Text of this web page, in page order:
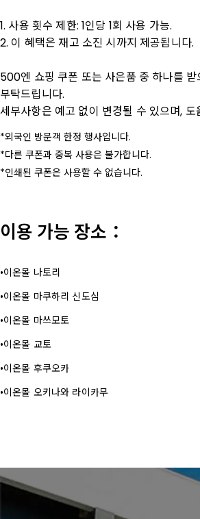
1. 사용 횟수 제한: 1인당 1회 사용 가능.
2. 이 혜택은 재고 소진 시까지 제공됩니다.
500엔 쇼핑 쿠폰 또는 사은품 중 하나를
부탁드립니다.
세부사항은 예고 없이 변경될 수 있으며,
외국인 방문객 한정 행사입니다.
다른 쿠폰과 중복 사용은 불가합니다.
인쇄된 쿠폰은 사용할 수 없습니다.
이용 가능 장소：
이온몰 나토리
이온몰 마쿠하리 신도심
이온몰 마쓰모토
이온몰 교토
이온몰 후쿠오카
이온몰 오키나와 라이카무